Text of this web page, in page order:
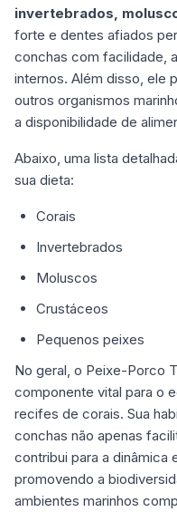
invertebrados,
forte e dentes afiados
conchas com facilidade,
internos. Além disso, ele
outros organismos
a disponibilidade de
Abaixo, uma lista
sua dieta:
Corais
Invertebrados
Moluscos
Crustáceos
Pequenos peixes
No geral, o Peixe-Porco
componente vital para o
recifes de corais. Sua
conchas não apenas
contribui para a dinâmica
promovendo a
ambientes marinhos